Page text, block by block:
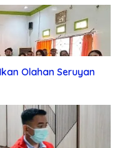
Olahan Seruyan